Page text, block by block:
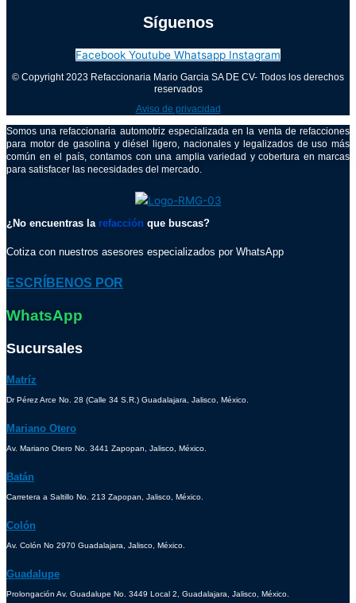
Síguenos
Facebook Youtube Whatsapp Instagram
© Copyright 2023 Refaccionaria Mario Garcia SA DE CV- Todos los derechos
reservados
Aviso de privacidad
Somos una refaccionaria automotriz especializada en la venta de refacciones
para motor de gasolina y diésel ligero, nacionales y legalizados de uso más
común en el país, contamos con una amplia variedad y cobertura en marcas
para satisfacer las necesidades del mercado.
¿No encuentras la refacción que buscas?
Cotiza con nuestros asesores especializados por WhatsApp
ESCRÍBENOS POR
WhatsApp
Sucursales
Matríz
Dr Pérez Arce No. 28 (Calle 34 S.R.) Guadalajara, Jalisco, México.
Mariano Otero
Av. Mariano Otero No. 3441 Zapopan, Jalisco, México.
Batán
Carretera a Saltillo No. 213 Zapopan, Jalisco, México.
Colón
Av. Colón No 2970 Guadalajara, Jalisco, México.
Guadalupe
Prolongación Av. Guadalupe No. 3449 Local 2, Guadalajara, Jalisco, México.